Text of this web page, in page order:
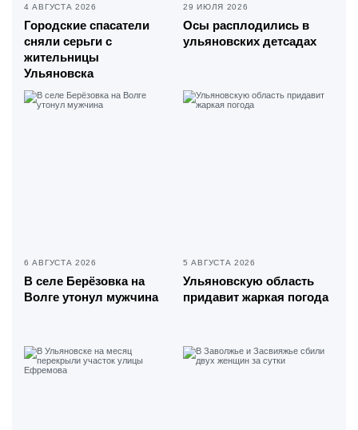
4 АВГУСТА 2026
Городские спасатели
сняли серьги с
жительницы
Ульяновска
29 ИЮЛЯ 2026
Осы расплодились в
ульяновских детсадах
6 АВГУСТА 2026
В селе Берёзовка на
Волге утонул мужчина
5 АВГУСТА 2026
Ульяновскую область
придавит жаркая погода